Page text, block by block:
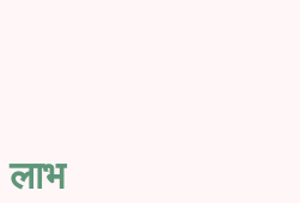
लाभ